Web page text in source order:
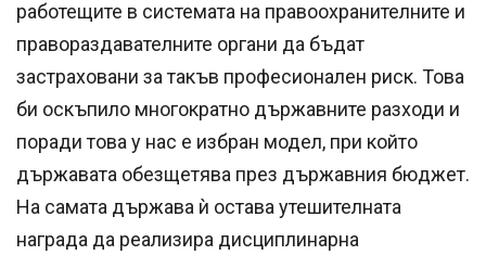
работещите в системата на правоохранителните и
правораздавателните органи да бъдат
застраховани за такъв професионален риск. Това
би оскъпило многократно държавните разходи и
поради това у нас е избран модел, при който
държавата обезщетява през държавния бюджет.
На самата държава ѝ остава утешителната
награда да реализира дисциплинарна